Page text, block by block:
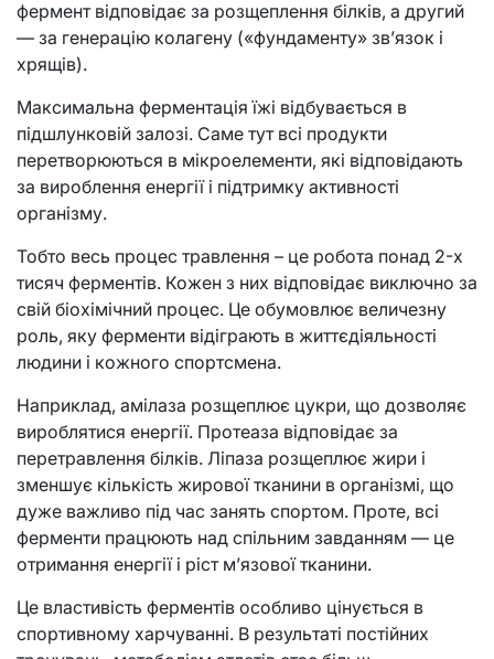
фермент відповідає за розщеплення білків, а другий
— за генерацію колагену («фундаменту» зв’язок і
хрящів).
Максимальна ферментація їжі відбувається в
підшлунковій залозі. Саме тут всі продукти
перетворюються в мікроелементи, які відповідають
за вироблення енергії і підтримку активності
організму.
Тобто весь процес травлення – це робота понад 2-х
тисяч ферментів. Кожен з них відповідає виключно за
свій біохімічний процес. Це обумовлює величезну
роль, яку ферменти відіграють в життєдіяльності
людини і кожного спортсмена.
Наприклад, амілаза розщеплює цукри, що дозволяє
вироблятися енергії. Протеаза відповідає за
перетравлення білків. Ліпаза розщеплює жири і
зменшує кількість жирової тканини в організмі, що
дуже важливо під час занять спортом. Проте, всі
ферменти працюють над спільним завданням — це
отримання енергії і ріст м’язової тканини.
Це властивість ферментів особливо цінується в
спортивному харчуванні. В результаті постійних